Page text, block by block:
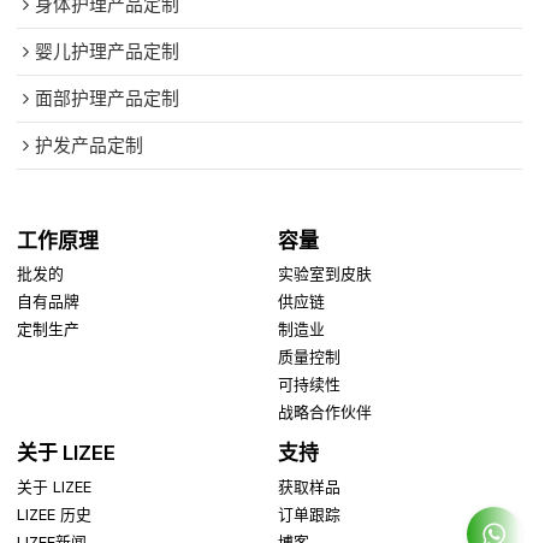
身体护理产品定制
婴儿护理产品定制
面部护理产品定制
护发产品定制
工作原理
批发的
自有品牌
定制生产
容量
实验室到皮肤
供应链
制造业
质量控制
可持续性
战略合作伙伴
关于 LIZEE
关于 LIZEE
LIZEE 历史
支持
获取样品
订单跟踪